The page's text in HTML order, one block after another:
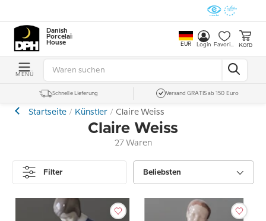
Danish
Porcelain
House
EUR Login Favoriten Korb
MENÜ
Schnelle Lieferung Versand GRATIS ab 150 Euro
Startseite Künstler Claire Weiss
Claire Weiss
27 Waren
Filter Beliebsten